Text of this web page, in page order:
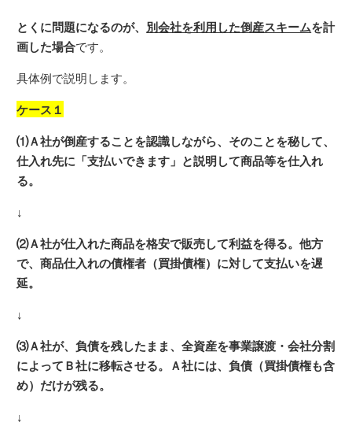
とくに問題になるのが、 別会社を利用した倒産スキームを計
画した場合です。
具体例で説明します。
ケース１
⑴Ａ社が倒産することを認識しながら、そのことを秘して、
仕入れ先に「支払いできます」と説明して商品等を仕入れ
る。
↓
⑵Ａ社が仕入れた商品を格安で販売して利益を得る。他方
で、商品仕入れの債権者（買掛債権）に対して支払いを遅
延。
↓
⑶Ａ社が、負債を残したまま、全資産を事業譲渡・会社分割
によってＢ社に移転させる。Ａ社には、負債（買掛債権も含
め）だけが残る。
↓